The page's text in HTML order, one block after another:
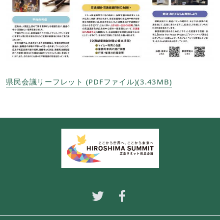
県民会議リーフレット (PDFファイル)(3.43MB)